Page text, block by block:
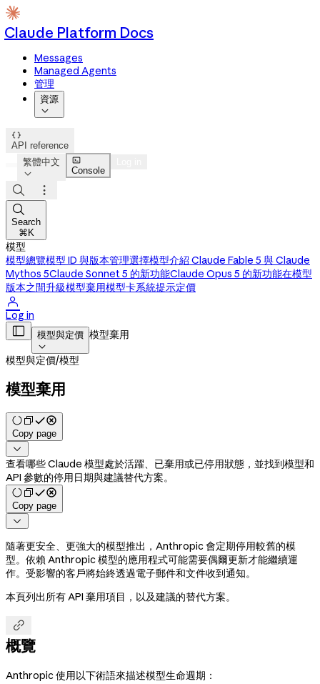
Claude Platform Docs
Messages
Managed Agents
管理
資源


API reference
繁體中文


Console



Search
⌘K
模型
模型總覽模型 ID 與版本管理選擇模型介紹 Claude Fable 5 與 Claude
Mythos 5Claude Sonnet 5 的新功能Claude Opus 5 的新功能在模型
版本之間升級模型棄用模型卡系統提示定價

Log in
 模型與定價

模型棄用
模型與定價/模型
模型棄用
Copy page

查看哪些 Claude 模型處於活躍、已棄用或已停用狀態，並找到模型和
API 參數的停用日期與建議替代方案。
Copy page

隨著更安全、更強大的模型推出，Anthropic 會定期停用較舊的模
型。依賴 Anthropic 模型的應用程式可能需要偶爾更新才能繼續運
作。受影響的客戶將始終透過電子郵件和文件收到通知。
本頁列出所有 API 棄用項目，以及建議的替代方案。

概覽
Anthropic 使用以下術語來描述模型生命週期：